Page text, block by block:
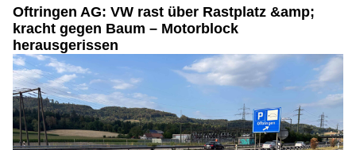
Oftringen AG: VW rast über Rastplatz &amp;
kracht gegen Baum – Motorblock
herausgerissen